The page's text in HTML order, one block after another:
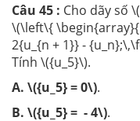
Câu 45 : Cho dãy số
\(\left\{
2{u_{n + 1}} -
Tính \({u_5}\).
A. \({u_5} = 0\).
B. \({u_5} = - 4\).